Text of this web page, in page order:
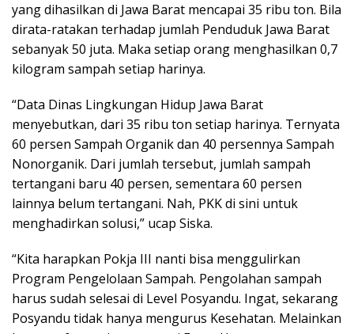
yang dihasilkan di Jawa Barat mencapai 35 ribu ton. Bila
dirata-ratakan terhadap jumlah Penduduk Jawa Barat
sebanyak 50 juta. Maka setiap orang menghasilkan 0,7
kilogram sampah setiap harinya.
“Data Dinas Lingkungan Hidup Jawa Barat
menyebutkan, dari 35 ribu ton setiap harinya. Ternyata
60 persen Sampah Organik dan 40 persennya Sampah
Nonorganik. Dari jumlah tersebut, jumlah sampah
tertangani baru 40 persen, sementara 60 persen
lainnya belum tertangani. Nah, PKK di sini untuk
menghadirkan solusi,” ucap Siska.
“Kita harapkan Pokja III nanti bisa menggulirkan
Program Pengelolaan Sampah. Pengolahan sampah
harus sudah selesai di Level Posyandu. Ingat, sekarang
Posyandu tidak hanya mengurus Kesehatan. Melainkan